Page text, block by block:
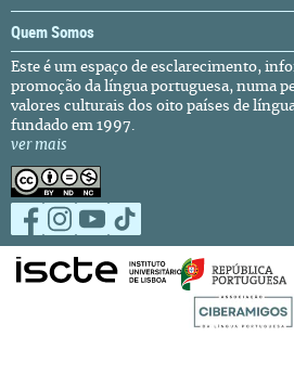
Quem Somos
Este é um espaço de esclarecimento,
promoção da língua portuguesa, numa
valores culturais dos oito países de
fundado em 1997.
ver mais